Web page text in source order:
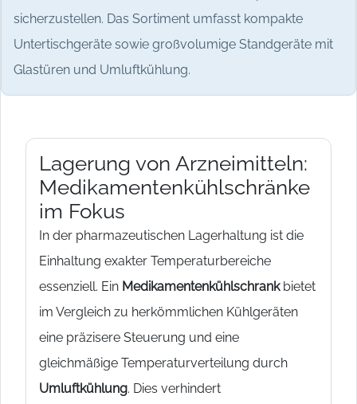
sicherzustellen. Das Sortiment umfasst kompakte
Untertischgeräte sowie großvolumige Standgeräte mit
Glastüren und Umluftkühlung.
Lagerung von Arzneimitteln:
Medikamentenkühlschränke
im Fokus
In der pharmazeutischen Lagerhaltung ist die
Einhaltung exakter Temperaturbereiche
essenziell. Ein Medikamentenkühlschrankbietet
im Vergleich zu herkömmlichen Kühlgeräten
eine präzisere Steuerung und eine
gleichmäßige Temperaturverteilung durch
Umluftkühlung. Dies verhindert